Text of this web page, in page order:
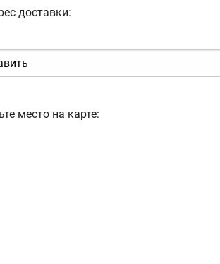
доставки:
место на карте: